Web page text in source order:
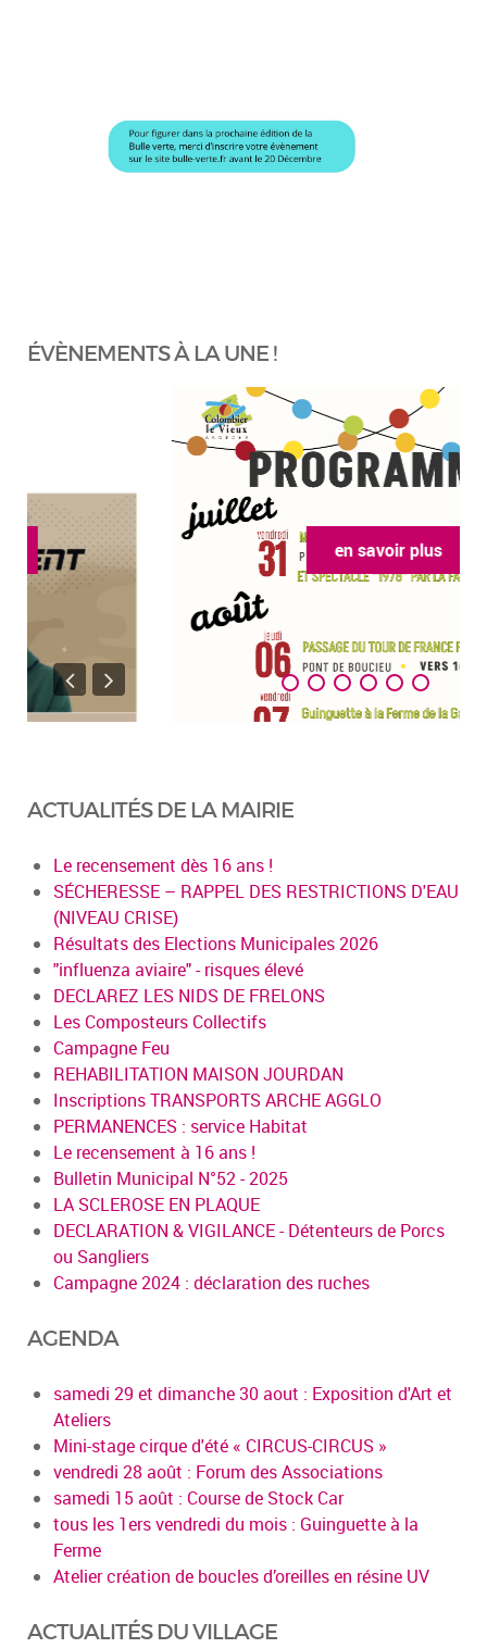
ÉVÈNEMENTS À LA UNE !
en savoir plus
ACTUALITÉS DE LA MAIRIE
Le recensement dès 16 ans !
SÉCHERESSE – RAPPEL DES RESTRICTIONS D'EAU
(NIVEAU CRISE)
Résultats des Elections Municipales 2026
"influenza aviaire" - risques élevé
DECLAREZ LES NIDS DE FRELONS
Les Composteurs Collectifs
Campagne Feu
REHABILITATION MAISON JOURDAN
Inscriptions TRANSPORTS ARCHE AGGLO
PERMANENCES : service Habitat
Le recensement à 16 ans !
Bulletin Municipal N°52 - 2025
LA SCLEROSE EN PLAQUE
DECLARATION & VIGILANCE - Détenteurs de Porcs
ou Sangliers
Campagne 2024 : déclaration des ruches
AGENDA
samedi 29 et dimanche 30 aout : Exposition d'Art et
Ateliers
Mini-stage cirque d'été « CIRCUS-CIRCUS »
vendredi 28 août : Forum des Associations
samedi 15 août : Course de Stock Car
tous les 1ers vendredi du mois : Guinguette à la
Ferme
Atelier création de boucles d’oreilles en résine UV
ACTUALITÉS DU VILLAGE